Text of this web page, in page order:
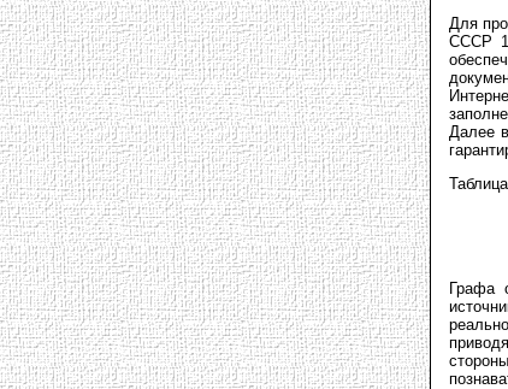
Для
СССР
Далее
Графа